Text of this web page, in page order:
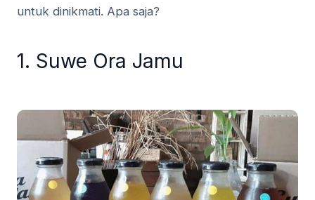
untuk dinikmati. Apa saja?
1. Suwe Ora Jamu